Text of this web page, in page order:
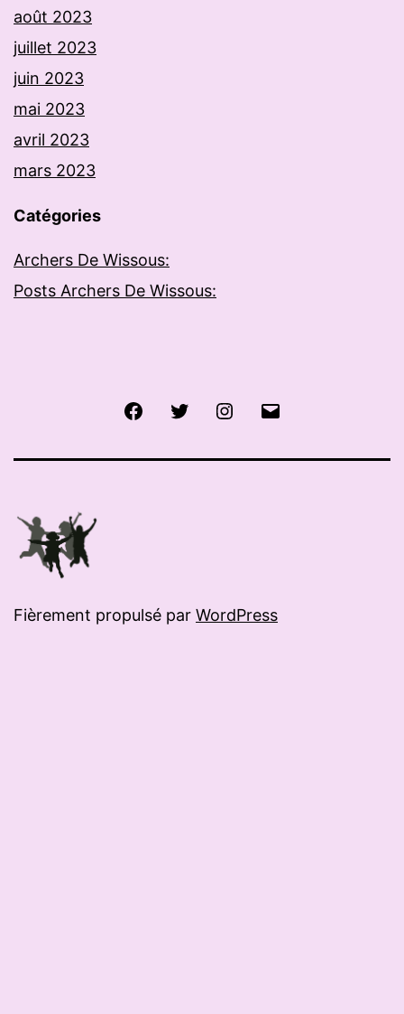
août 2023
juillet 2023
juin 2023
mai 2023
avril 2023
mars 2023
Catégories
Archers De Wissous:
Posts Archers De Wissous:
FacebookTwitter Instagram
Fièrement propulsé par WordPress